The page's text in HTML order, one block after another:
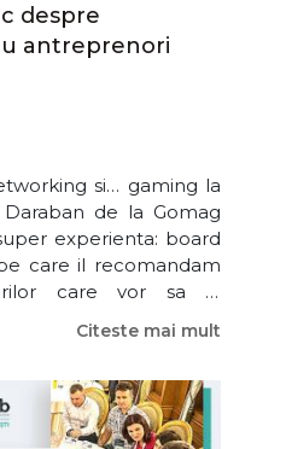
despre
antreprenori
si… gaming la
Daraban de la Gomag
experienta: board
care il recomandam
care vor sa isi
de vanzare. Prin
antreprenorii si
dezvolte si sa se
Citeste mai mult